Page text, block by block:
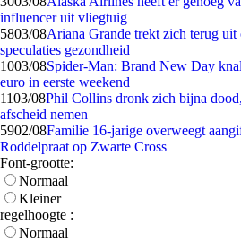
influencer uit vliegtuig
5803/08Ariana Grande trekt zich terug uit
speculaties gezondheid
1003/08Spider-Man: Brand New Day
euro in eerste weekend
1103/08Phil Collins dronk zich bijna
afscheid nemen
5902/08Familie 16-jarige overweegt
Roddelpraat op Zwarte Cross
Font-grootte:
Normaal
Kleiner
regelhoogte :
Normaal